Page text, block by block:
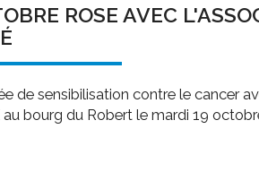
EMPLOI
Le Centre Communal d'Action
locale
et le lycée
LE
ROSE AVEC
de sensibilisation contre le cancer
bourg du Robert le mardi 19